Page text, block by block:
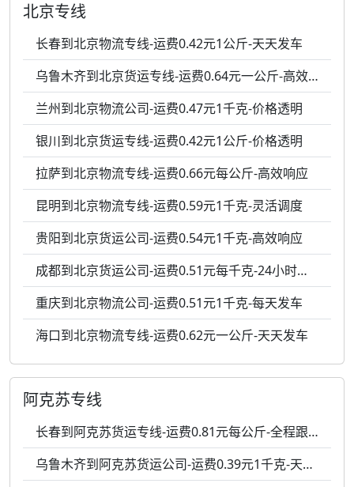
北京专线
长春到北京物流专线-运费0.42元1公斤-天天发车
乌鲁木齐到北京货运专线-运费0.64元一公斤-高效响应
兰州到北京物流公司-运费0.47元1千克-价格透明
银川到北京货运专线-运费0.42元1公斤-价格透明
拉萨到北京物流专线-运费0.66元每公斤-高效响应
昆明到北京物流专线-运费0.59元1千克-灵活调度
贵阳到北京货运公司-运费0.54元1千克-高效响应
成都到北京货运公司-运费0.51元每千克-24小时服务
重庆到北京物流公司-运费0.51元1千克-每天发车
海口到北京物流专线-运费0.62元一公斤-天天发车
阿克苏专线
长春到阿克苏货运专线-运费0.81元每公斤-全程跟踪
乌鲁木齐到阿克苏货运公司-运费0.39元1千克-天天发车